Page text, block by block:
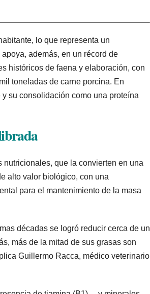
lo que representa un
además, en un récord de
históricos de faena y elaboración, con
toneladas de carne porcina. En
su consolidación como una proteína
nutricionales, que la convierten en una
alto valor biológico, con una
para el mantenimiento de la masa
décadas se logró reducir cerca de un
más de la mitad de sus grasas son
Guillermo Racca, médico veterinario